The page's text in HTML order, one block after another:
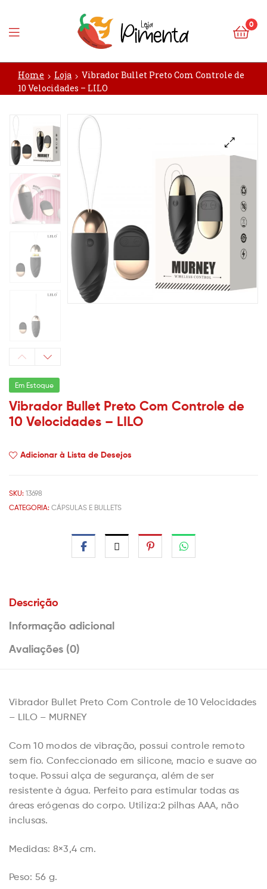
Loja
Pimenta
0
Home Loja
Vibrador Bullet Preto Com Controle de
10 Velocidades – LILO
Em Estoque
Vibrador Bullet Preto Com Controle de
10 Velocidades – LILO
Adicionar à Lista de Desejos
SKU: 13698
CATEGORIA: CÁPSULAS E BULLETS
Descrição
Informação adicional
Avaliações (0)
Vibrador Bullet Preto Com Controle de 10 Velocidades
– LILO – MURNEY
Com 10 modos de vibração, possui controle remoto
sem fio. Confeccionado em silicone, macio e suave ao
toque. Possui alça de segurança, além de ser
resistente à água. Perfeito para estimular todas as
áreas erógenas do corpo. Utiliza:2 pilhas AAA, não
inclusas.
Medidas: 8×3,4 cm.
Peso: 56 g.